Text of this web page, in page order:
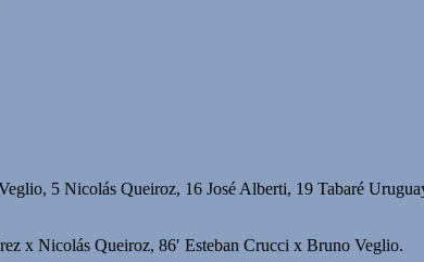
5 Nicolás Queiroz, 16 José Alberti, 19 Tabaré
x Nicolás Queiroz, 86′ Esteban Crucci x Bruno Veglio.